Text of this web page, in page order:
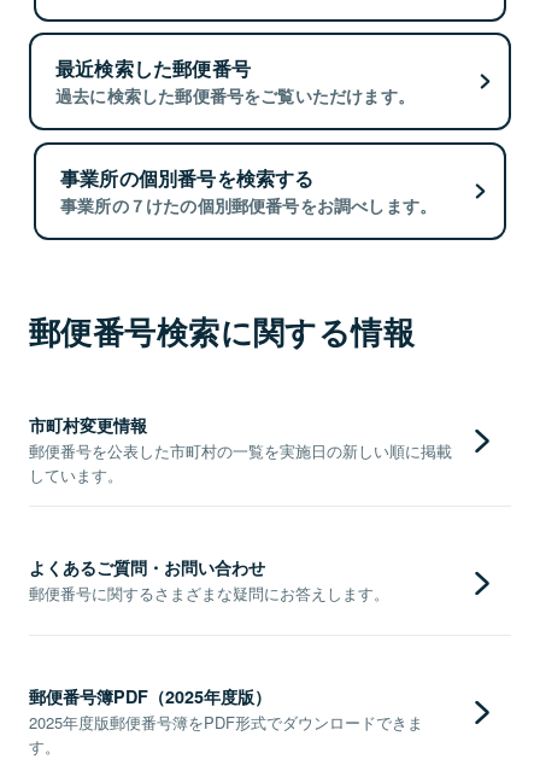
最近検索した郵便番号
過去に検索した郵便番号をご覧いただけます。
事業所の個別番号を検索する
事業所の７けたの個別郵便番号をお調べします。
郵便番号検索に関する情報
市町村変更情報
郵便番号を公表した市町村の一覧を実施日の新しい順に掲載
しています。
よくあるご質問・お問い合わせ
郵便番号に関するさまざまな疑問にお答えします。
郵便番号簿PDF（2025年度版）
2025年度版郵便番号簿をPDF形式でダウンロードできま
す。